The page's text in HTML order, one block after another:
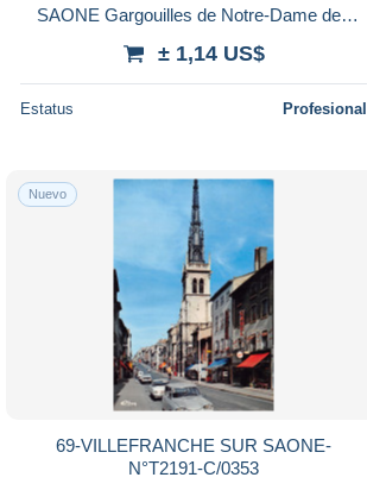
SAONE Gargouilles de Notre-Dame des
± 1,14 US$
Estatus Profesional
Nuevo
69-VILLEFRANCHE SUR SAONE-
N°T2191-C/0353